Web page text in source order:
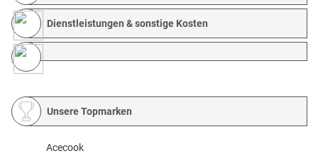
Dienstleistungen & sonstige Kosten
Unsere Topmarken
Acecook